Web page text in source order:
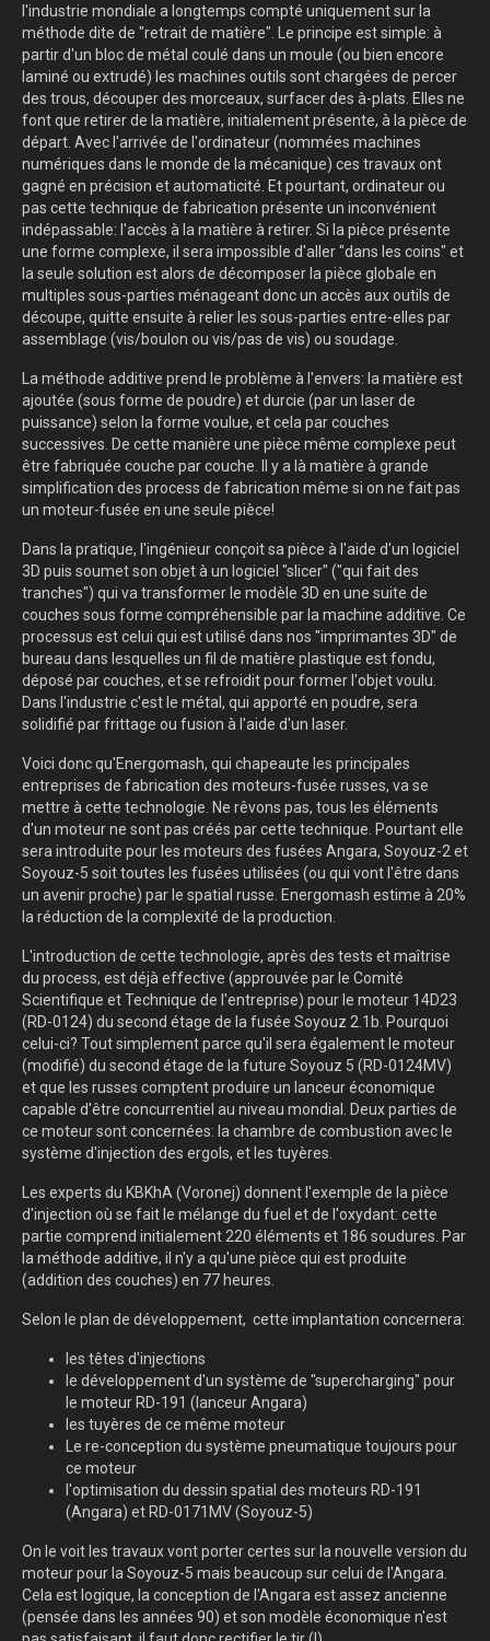
l'industrie mondiale a longtemps compté uniquement sur la
méthode dite de "retrait de matière". Le principe est simple: à
partir d'un bloc de métal coulé dans un moule (ou bien encore
laminé ou extrudé) les machines outils sont chargées de percer
des trous, découper des morceaux, surfacer des à-plats. Elles ne
font que retirer de la matière, initialement présente, à la pièce de
départ. Avec l'arrivée de l'ordinateur (nommées machines
numériques dans le monde de la mécanique) ces travaux ont
gagné en précision et automaticité. Et pourtant, ordinateur ou
pas cette technique de fabrication présente un inconvénient
indépassable: l'accès à la matière à retirer. Si la pièce présente
une forme complexe, il sera impossible d'aller "dans les coins" et
la seule solution est alors de décomposer la pièce globale en
multiples sous-parties ménageant donc un accès aux outils de
découpe, quitte ensuite à relier les sous-parties entre-elles par
assemblage (vis/boulon ou vis/pas de vis) ou soudage.
La méthode additive prend le problème à l'envers: la matière est
ajoutée (sous forme de poudre) et durcie (par un laser de
puissance) selon la forme voulue, et cela par couches
successives. De cette manière une pièce même complexe peut
être fabriquée couche par couche. Il y a là matière à grande
simplification des process de fabrication même si on ne fait pas
un moteur-fusée en une seule pièce!
Dans la pratique, l'ingénieur conçoit sa pièce à l'aide d'un logiciel
3D puis soumet son objet à un logiciel "slicer" ("qui fait des
tranches") qui va transformer le modèle 3D en une suite de
couches sous forme compréhensible par la machine additive. Ce
processus est celui qui est utilisé dans nos "imprimantes 3D" de
bureau dans lesquelles un fil de matière plastique est fondu,
déposé par couches, et se refroidit pour former l'objet voulu.
Dans l'industrie c'est le métal, qui apporté en poudre, sera
solidifié par frittage ou fusion à l'aide d'un laser.
Voici donc qu'Energomash, qui chapeaute les principales
entreprises de fabrication des moteurs-fusée russes, va se
mettre à cette technologie. Ne rêvons pas, tous les éléments
d'un moteur ne sont pas créés par cette technique. Pourtant elle
sera introduite pour les moteurs des fusées Angara, Soyouz-2 et
Soyouz-5 soit toutes les fusées utilisées (ou qui vont l'être dans
un avenir proche) par le spatial russe. Energomash estime à 20%
la réduction de la complexité de la production.
L'introduction de cette technologie, après des tests et maîtrise
du process, est déjà effective (approuvée par le Comité
Scientifique et Technique de l'entreprise) pour le moteur 14D23
(RD-0124) du second étage de la fusée Soyouz 2.1b. Pourquoi
celui-ci? Tout simplement parce qu'il sera également le moteur
(modifié) du second étage de la future Soyouz 5 (RD-0124MV)
et que les russes comptent produire un lanceur économique
capable d'être concurrentiel au niveau mondial. Deux parties de
ce moteur sont concernées: la chambre de combustion avec le
système d'injection des ergols, et les tuyères.
Les experts du KBKhA (Voronej) donnent l'exemple de la pièce
d'injection où se fait le mélange du fuel et de l'oxydant: cette
partie comprend initialement 220 éléments et 186 soudures. Par
la méthode additive, il n'y a qu'une pièce qui est produite
(addition des couches) en 77 heures.
Selon le plan de développement, cette implantation concernera:
les têtes d'injections
le développement d'un système de "supercharging" pour
le moteur RD-191 (lanceur Angara)
les tuyères de ce même moteur
Le re-conception du système pneumatique toujours pour
ce moteur
l'optimisation du dessin spatial des moteurs RD-191
(Angara) et RD-0171MV (Soyouz-5)
On le voit les travaux vont porter certes sur la nouvelle version du
moteur pour la Soyouz-5 mais beaucoup sur celui de l'Angara.
Cela est logique, la conception de l'Angara est assez ancienne
(pensée dans les années 90) et son modèle économique n'est